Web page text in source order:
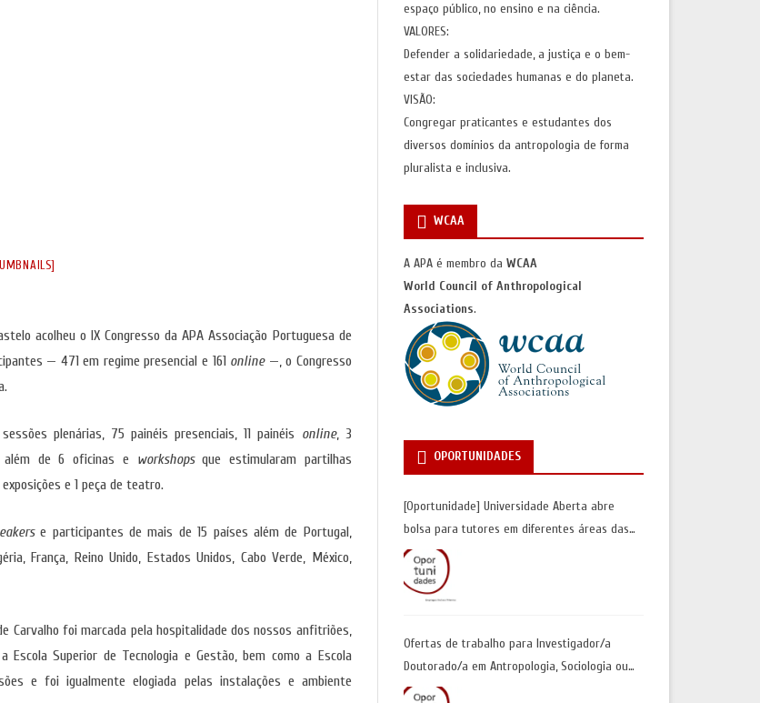
acolheu o IX Congresso da APA Associação Portuguesa de
— 471 em regime presencial e 161 online—, o Congresso
plenárias, 75 painéis presenciais, 11 painéis online, 3
além de 6 oficinas e workshopsque estimularam partilhas
e 1 peça de teatro.
e participantes de mais de 15 países além de Portugal,
França, Reino Unido, Estados Unidos, Cabo Verde, México,
Carvalho foi marcada pela hospitalidade dos nossos anfitriões,
Superior de Tecnologia e Gestão, bem como a Escola
e foi igualmente elogiada pelas instalações e ambiente
espaço público, no ensino e na ciência.
VALORES:
Defender a solidariedade, a justiça e o bem-
estar das sociedades humanas e do planeta.
VISÃO:
Congregar praticantes e estudantes dos
diversos domínios da antropologia de forma
pluralista e inclusiva.
WCAA
A APA é membro da WCAA
World Council of Anthropological
Associations.
OPORTUNIDADES
[Oportunidade] Universidade Aberta abre
bolsa para tutores em diferentes áreas das
Ciências Sociais | Inscrições até 30 de junho
Ofertas de trabalho para Investigador/a
Doutorado/a em Antropologia, Sociologia ou
Geografia Humana| Universidade de Coimbra |